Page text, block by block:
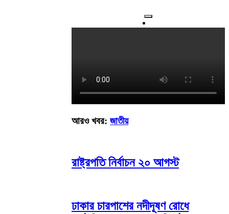
আরও খবর: জাতীয়
রাষ্ট্রপতি নির্বাচন ২০ আগস্ট
ঢাকার চারপাশের নদীদূষণ রোধে